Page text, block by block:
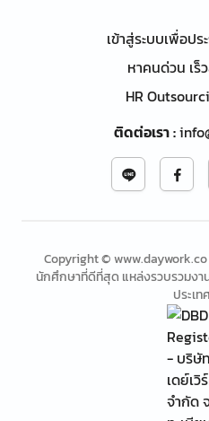
เข้าสู่ระบบเพื่อป
หาคนด่วน เร็
HR
ติดต่อเรา:
Copyright © www.daywork.co
นักศึกษาที่ดีที่สุด แหล่งรวบรวมงา
ประเท